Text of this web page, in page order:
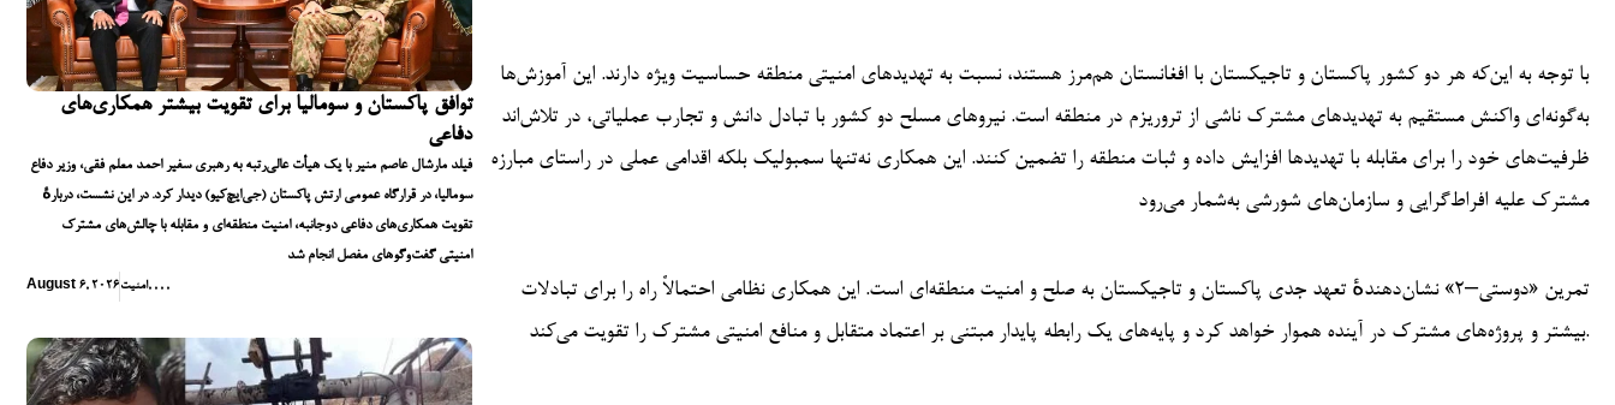
توافق پاکستان و سومالیا برای تقویت بیشتر همکاری‌های
دفاعی
فیلد مارشال عاصم منیر با یک هیأت عالی‌رتبه به رهبری سفیر احمد معلم فقی، وزیر دفاع
سومالیا، در قرارگاه عمومی ارتش پاکستان (جی‌ایچ‌کیو) دیدار کرد. در این نشست، دربارهٔ
تقویت همکاری‌های دفاعی دوجانبه، امنیت منطقه‌ای و مقابله با چالش‌های مشترک
امنیتی گفت‌وگوهای مفصل انجام شد
August 6, 2026امنیت, , , ,
با توجه به این‌که هر دو کشور پاکستان و تاجیکستان با افغانستان هم‌مرز هستند، نسبت به تهدیدهای امنیتی منطقه حساسیت ویژه دارند. این آموزش‌ها
به‌گونه‌ای واکنش مستقیم به تهدیدهای مشترک ناشی از تروریزم در منطقه است. نیروهای مسلح دو کشور با تبادل دانش و تجارب عملیاتی، در تلاش‌اند
ظرفیت‌های خود را برای مقابله با تهدیدها افزایش داده و ثبات منطقه را تضمین کنند. این همکاری نه‌تنها سمبولیک بلکه اقدامی عملی در راستای مبارزه
مشترک علیه افراط‌گرایی و سازمان‌های شورشی به‌شمار می‌رود
تمرین «دوستی–۲» نشان‌دهندهٔ تعهد جدی پاکستان و تاجیکستان به صلح و امنیت منطقه‌ای است. این همکاری نظامی احتمالاً راه را برای تبادلات
بیشتر و پروژه‌های مشترک در آینده هموار خواهد کرد و پایه‌های یک رابطه پایدار مبتنی بر اعتماد متقابل و منافع امنیتی مشترک را تقویت می‌کند.